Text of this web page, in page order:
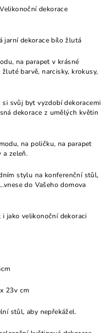
dekorace
jarní dekorace bílo žlutá
na parapet v krásné
barvě, narcisky, krokusy,
svůj byt vyzdobí dekoracemi
dekorace z umělých květin
na poličku, na parapet
a zeleň.
stylu na konferenční stůl,
do Vašeho domova
jako velikonoční dekoraci
23v cm
stůl, aby nepřekážel.